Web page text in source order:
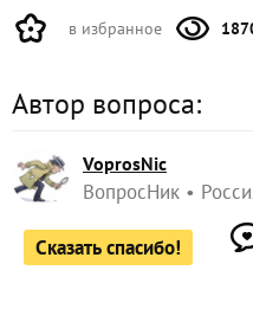
в избранное
Автор вопроса:
VoprosNic
ВопросНик
Сказать спасибо!